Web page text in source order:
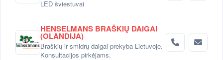
LED šviestuvai
HENSELMANS BRAŠKIŲ DAIGAI
(OLANDIJA)
Braškių ir smidrų daigai-prekyba Lietuvoje.
Konsultacijos pirkėjams.